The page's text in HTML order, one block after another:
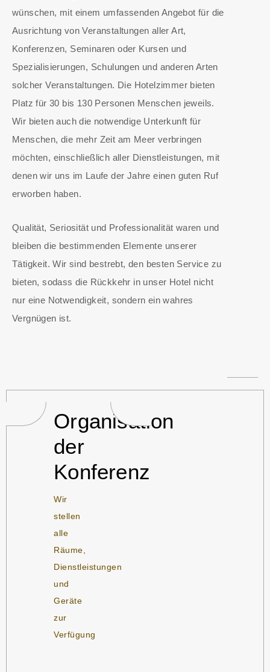
wünschen, mit einem umfassenden Angebot für die
Ausrichtung von Veranstaltungen aller Art,
Konferenzen, Seminaren oder Kursen und
Spezialisierungen, Schulungen und anderen Arten
solcher Veranstaltungen. Die Hotelzimmer bieten
Platz für 30 bis 130 Personen Menschen jeweils.
Wir bieten auch die notwendige Unterkunft für
Menschen, die mehr Zeit am Meer verbringen
möchten, einschließlich aller Dienstleistungen, mit
denen wir uns im Laufe der Jahre einen guten Ruf
erworben haben.
Qualität, Seriosität und Professionalität waren und
bleiben die bestimmenden Elemente unserer
Tätigkeit. Wir sind bestrebt, den besten Service zu
bieten, sodass die Rückkehr in unser Hotel nicht
nur eine Notwendigkeit, sondern ein wahres
Vergnügen ist.
Organisation
der
Konferenz
Wir
stellen
alle
Räume,
Dienstleistungen
und
Geräte
zur
Verfügung